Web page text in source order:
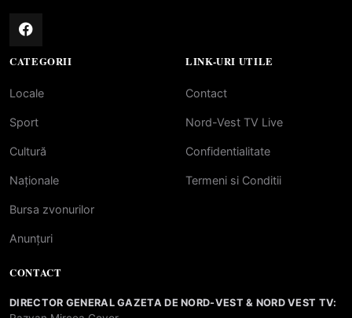
CATEGORII
Locale
Sport
Cultură
Naționale
Bursa zvonurilor
Anunțuri
LINK-URI UTILE
Contact
Nord-Vest TV Live
Confidentialitate
Termeni si Conditii
CONTACT
DIRECTOR GENERAL GAZETA DE NORD-VEST & NORD VEST TV: